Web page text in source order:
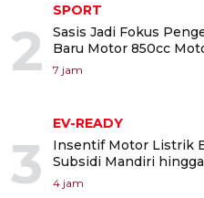
2
SPORT
Sasis Jadi Fokus
Baru Motor 850cc
7 jam
3
EV-READY
Insentif Motor Listrik
Subsidi Mandiri hingga
4 jam